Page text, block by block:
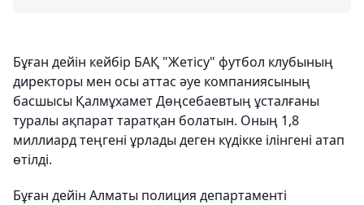
Бұған дейін кейбір БАҚ "Жетісу" футбол клубының
директоры мен осы аттас әуе компаниясының
басшысы Қалмұхамет Дөңсебаевтың ұсталғаны
туралы ақпарат таратқан болатын. Оның 1,8
миллиард теңгені ұрлады деген күдікке ілінгені атап
өтілді.
Бұған дейін Алматы полиция департаменті